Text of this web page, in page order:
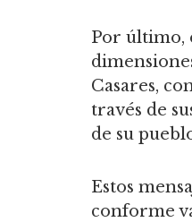
Por último,
Casares,
través de
de su
Estos
conforme